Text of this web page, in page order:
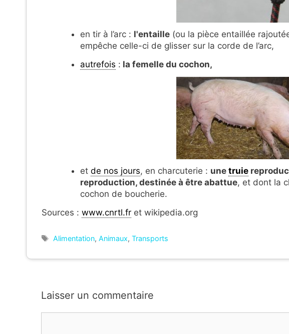
en tir à l’arc : l'entaille(ou la pièce entaillée
empêche celle-ci de glisser sur la corde de l’arc,
autrefois : la femelle du cochon,
et de nos jours, en charcuterie : une truie
reproduction, destinée à être abattue, et dont la
cochon de boucherie.
Sources : www.cnrtl.fr et wikipedia.org
Étiquettes
Alimentation,Animaux,Transports
Laisser un commentaire